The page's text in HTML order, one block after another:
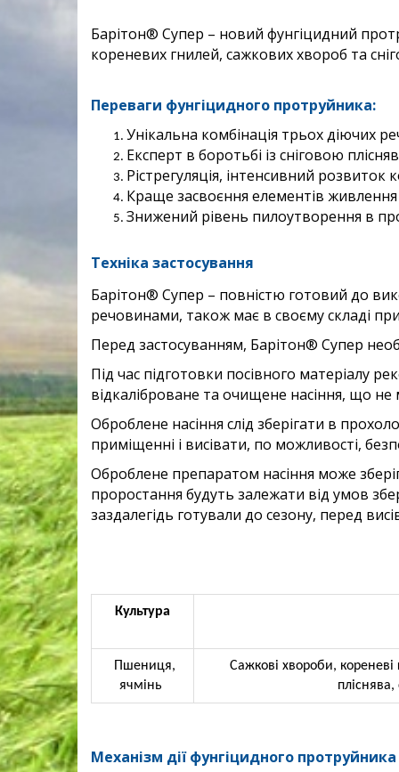
Барітон® Супер – новий фунгіцидний
кореневих гнилей, сажкових хвороб та
Переваги фунгіцидного протруйника:
Унікальна комбінація трьох діючих
Експерт в боротьбі із сніговою
Рістрегуляція, інтенсивний розвиток
Краще засвоєння елементів
Знижений рівень пилоутворення в
Техніка застосування
Барітон® Супер – повністю готовий до
речовинами, також має в своєму складі
Перед застосуванням, Барітон® Супер
Під час підготовки посівного матеріалу
відкаліброване та очищене насіння, що
Оброблене насіння слід зберігати в
приміщенні і висівати, по можливості,
Оброблене препаратом насіння може
проростання будуть залежати від умов
заздалегідь готували до сезону, перед
Культура
Пшениця,
ячмінь
Сажкові хвороби, кореневі
пліснява,
Механізм дії фунгіцидного